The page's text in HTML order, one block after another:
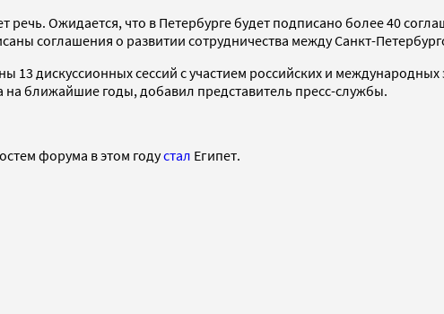
речь. Ожидается, что в Петербурге будет подписано более 40
соглашения о развитии сотрудничества между Санкт-
дискуссионных сессий с участием российских и
на ближайшие годы, добавил представитель пресс-службы.
форума в этом годустал Египет.